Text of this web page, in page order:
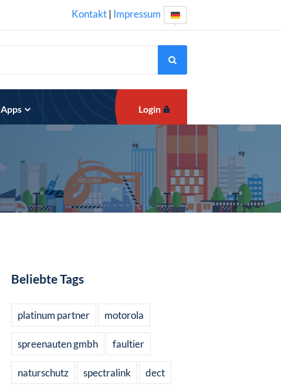
Kontakt | Impressum
Apps Login
Beliebte Tags
platinum partner motorola
spreenauten gmbh faultier
naturschutz spectralink dect